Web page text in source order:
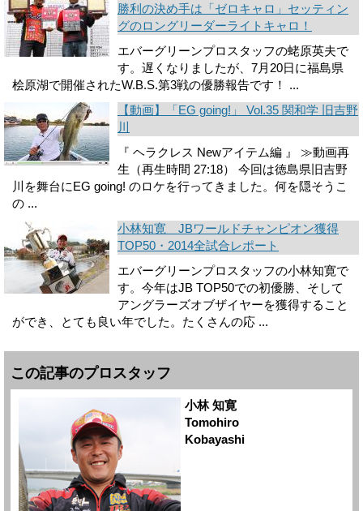
勝利の決め手は「ゼロキャロ」セッティン
グのロングリーダーライトキャロ！
エバーグリーンプロスタッフの蛯原英夫で
す。遅くなりましたが、7月20日に福島県
桧原湖で開催されたW.B.S.第3戦の優勝報告です！ ...
【動画】「EG going!」 Vol.35 関和学 旧吉野
川
『 ヘラクレス Newアイテム編 』 ≫動画再
生（再生時間 27:18） 今回は徳島県旧吉野
川を舞台にEG going! のロケを行ってきました。何を隠そうこ
の ...
小林知寛 JBワールドチャンピオン獲得
TOP50・2014全試合レポート
エバーグリーンプロスタッフの小林知寛で
す。今年はJB TOP50での初優勝、そして
アングラーズオブザイヤーを獲得すること
ができ、とても良い年でした。たくさんの応 ...
この記事のプロスタッフ
小林 知寛
Tomohiro
Kobayashi